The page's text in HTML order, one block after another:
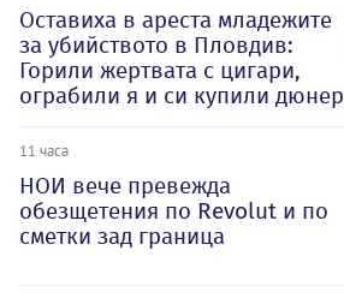
Оставиха в ареста младежите
за убийството в Пловдив:
Горили жертвата с цигари,
ограбили я и си купили дюнер
11 часа
НОИ вече превежда
обезщетения по Revolut и по
сметки зад граница